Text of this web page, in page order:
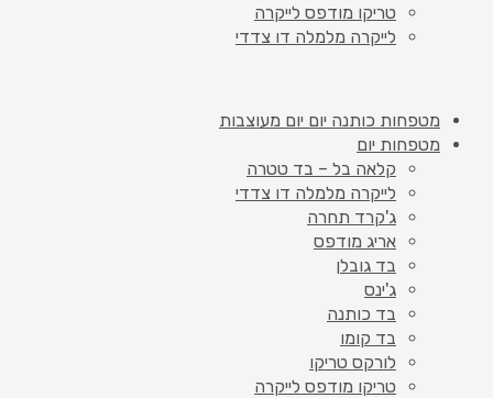
טריקו מודפס לייקרה
לייקרה מלמלה דו צדדי
מטפחות כותנה יום יום מעוצבות
מטפחות יום
קלאה בל – בד טטרה
לייקרה מלמלה דו צדדי
ג'קרד תחרה
אריג מודפס
בד גובלן
ג'ינס
בד כותנה
בד קומו
לורקס טריקו
טריקו מודפס לייקרה